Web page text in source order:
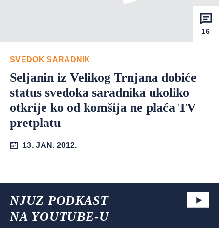
16
SVEDOK SARADNIK
Seljanin iz Velikog Trnjana dobiće
status svedoka saradnika ukoliko
otkrije ko od komšija ne plaća TV
pretplatu
13. JAN. 2012.
NJUZ PODKAST
NA YOUTUBE-U